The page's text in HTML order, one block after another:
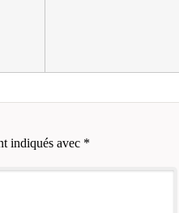
indiqués avec *